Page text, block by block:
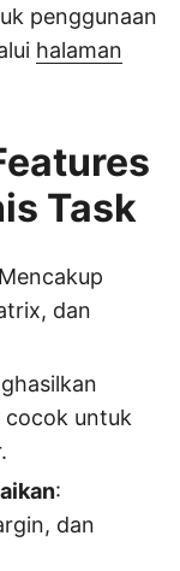
penggunaan
halaman
Task
dan
cocok untuk
:
dan